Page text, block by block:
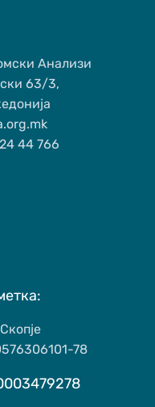
Анализи
63/3,
44 766
78